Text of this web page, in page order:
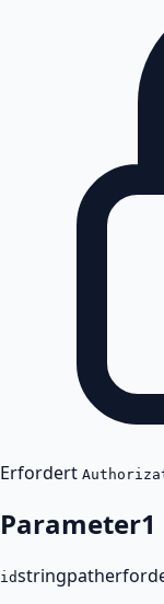
Erfordert
Parameter1
idstringpath